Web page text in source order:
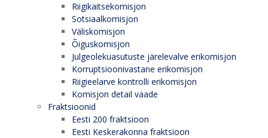
Riigikaitsekomisjon
Sotsiaalkomisjon
Väliskomisjon
Õiguskomisjon
Julgeolekuasutuste järelevalve erikomisjon
Korruptsioonivastane erikomisjon
Riigieelarve kontrolli erikomisjon
Komisjon detail vaade
Fraktsioonid
Eesti 200 fraktsioon
Eesti Keskerakonna fraktsioon